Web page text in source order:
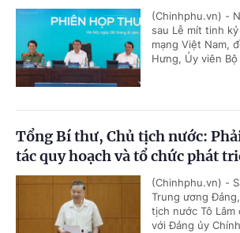
(Chinhphu.vn) -
sau Lễ mít tinh
mạng Việt Nam,
Hưng, Ủy viên
Tổng Bí thư, Chủ tịch nước:
tác quy hoạch và tổ chức phát
(Chinhphu.vn) -
Trung ương
tịch nước Tô
với Đảng ủy